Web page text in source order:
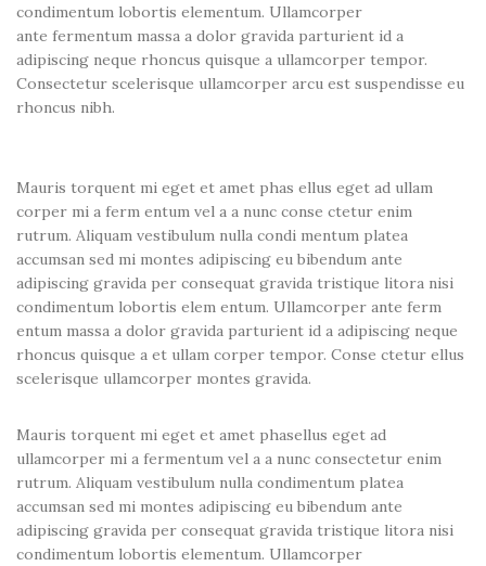
condimentum lobortis elementum. Ullamcorper
ante fermentum massa a dolor gravida parturient id a
adipiscing neque rhoncus quisque a ullamcorper tempor.
Consectetur scelerisque ullamcorper arcu est suspendisse eu
rhoncus nibh.
Mauris torquent mi eget et amet phas ellus eget ad ullam
corper mi a ferm entum vel a a nunc conse ctetur enim
rutrum. Aliquam vestibulum nulla condi mentum platea
accumsan sed mi montes adipiscing eu bibendum ante
adipiscing gravida per consequat gravida tristique litora nisi
condimentum lobortis elem entum. Ullamcorper ante ferm
entum massa a dolor gravida parturient id a adipiscing neque
rhoncus quisque a et ullam corper tempor. Conse ctetur ellus
scelerisque ullamcorper montes gravida.
Mauris torquent mi eget et amet phasellus eget ad
ullamcorper mi a fermentum vel a a nunc consectetur enim
rutrum. Aliquam vestibulum nulla condimentum platea
accumsan sed mi montes adipiscing eu bibendum ante
adipiscing gravida per consequat gravida tristique litora nisi
condimentum lobortis elementum. Ullamcorper